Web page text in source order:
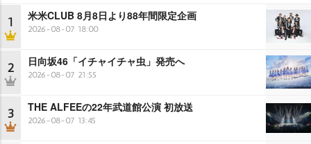
1 米米CLUB 8月8日より88年間限定企画
2026-08-07 18:00
2 日向坂46「イチャイチャ虫」発売へ
2026-08-07 21:55
3 THE ALFEEの22年武道館公演 初放送
2026-08-07 13:45